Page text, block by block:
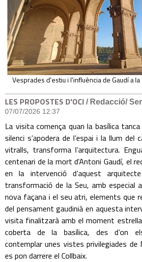
Vesprades d'estiu i l'influència de Gaudí a la
LES PROPOSTES D'OCI / Redacció/
07/07/2026 12:37
La visita comença quan la basílica
silenci s’apodera de l’espai i la llum del
vitralls, transforma l’arquitectura.
centenari de la mort d'Antoni Gaudí, el
en la intervenció d’aquest
transformació de la Seu, amb especial
nova façana i el seu atri, elements que
del pensament gaudinià en aquesta
visita finalitzarà amb el moment
coberta de la basílica, des d’on
contemplar unes vistes privilegiades de
es pon darrere el Collbaix.